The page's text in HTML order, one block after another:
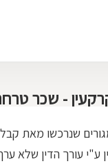
- שכר
שנרכשו מאת
עורך הדין שלא ערך את